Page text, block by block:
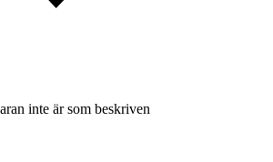
inte är som beskriven